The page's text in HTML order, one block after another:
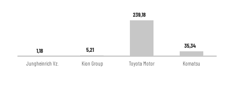
1,18
1,18 5,21
5,21
239,18
239,18
35,34
35,34
Jungheinrich Vz. Kion Group Toyota Motor Komatsu